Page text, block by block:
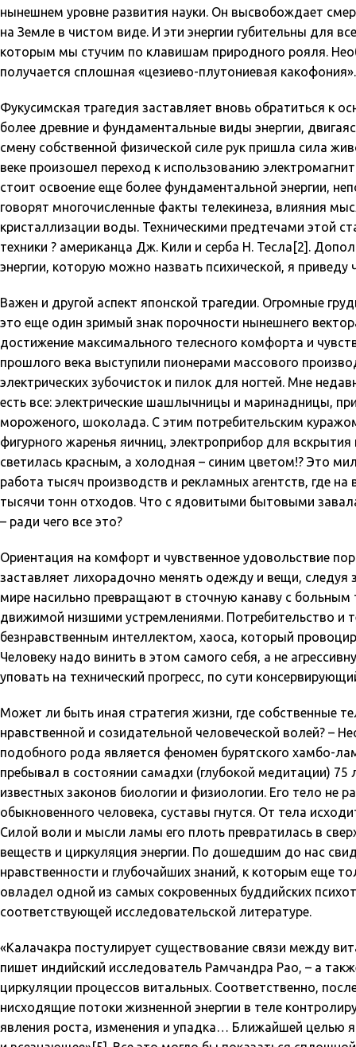
нынешнем уровне развития науки. Он высвобождает
на Земле в чистом виде. И эти энергии губительны для
которым мы стучим по клавишам природного рояля.
получается сплошная «цезиево-плутониевая какофония».
Фукусимская трагедия заставляет вновь обратиться к
более древние и фундаментальные виды энергии,
смену собственной физической силе рук пришла сила
веке произошел переход к использованию
стоит освоение еще более фундаментальной энергии,
говорят многочисленные факты телекинеза, влияния
кристаллизации воды. Техническими предтечами этой
техники ? американца Дж. Кили и серба Н. Тесла[2].
энергии, которую можно назвать психической, я приведу
Важен и другой аспект японской трагедии. Огромные
это еще один зримый знак порочности нынешнего
достижение максимального телесного комфорта и
прошлого века выступили пионерами массового
электрических зубочисток и пилок для ногтей. Мне
есть все: электрические шашлычницы и маринадницы,
мороженого, шоколада. С этим потребительским
фигурного жаренья яичниц, электроприбор для
светилась красным, а холодная – синим цветом!? Это
работа тысяч производств и рекламных агентств, где
тысячи тонн отходов. Что с ядовитыми бытовыми
– ради чего все это?
Ориентация на комфорт и чувственное удовольствие
заставляет лихорадочно менять одежду и вещи, следуя
мире насильно превращают в сточную канаву с
движимой низшими устремлениями. Потребительство и
безнравственным интеллектом, хаоса, который
Человеку надо винить в этом самого себя, а не
уповать на технический прогресс, по сути
Может ли быть иная стратегия жизни, где собственные
нравственной и созидательной человеческой волей? –
подобного рода является феномен бурятского хамбо-
пребывал в состоянии самадхи (глубокой медитации)
известных законов биологии и физиологии. Его тело не
обыкновенного человека, суставы гнутся. От тела
Силой воли и мысли ламы его плоть превратилась в
веществ и циркуляция энергии. По дошедшим до нас
нравственности и глубочайших знаний, к которым еще
овладел одной из самых сокровенных буддийских
соответствующей исследовательской литературе.
«Калачакра постулирует существование связи между
пишет индийский исследователь Рамчандра Рао, – а
циркуляции процессов витальных. Соответственно,
нисходящие потоки жизненной энергии в теле
явления роста, изменения и упадка… Ближайшей целью